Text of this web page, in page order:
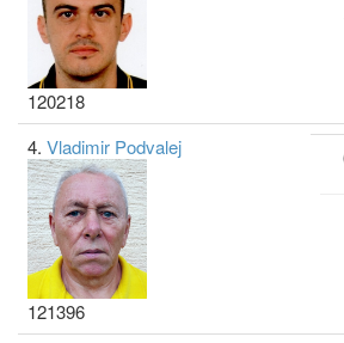
120218
4. Vladimir Podvalej
121396